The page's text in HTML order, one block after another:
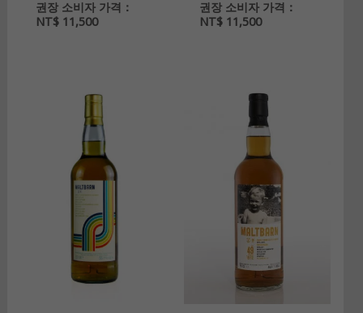
권장 소비자 가격：
NT$11,500
권장 소비자 가격：
NT$11,500